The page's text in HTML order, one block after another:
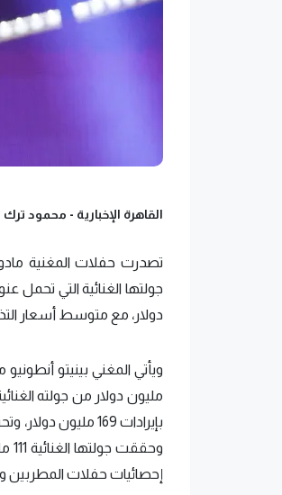
القاهرة الإخبارية - محمود ترك
دولار، مع متوسط ​​أسعار التذاكر البالغ 208
إحصائيات حفلات المطربين